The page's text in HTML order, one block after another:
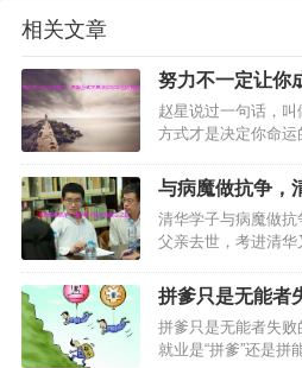
相关文章
努力不一定让你
你命运的钥匙
赵星说过一句话，
方式才是决定你命
作勤奋，从不迟到
落，可为什么自己
与病魔做抗争，
志之路
清华学子与病魔做
父亲去世，考进清
拼爹只是无能者
拼爹只是无能者失
就业是“拼爹”还是拼